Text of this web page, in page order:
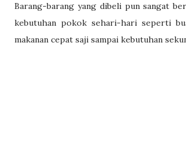
Barang-barang yang dibeli pun sangat
kebutuhan pokok sehari-hari seperti
makanan cepat saji sampai kebutuhan